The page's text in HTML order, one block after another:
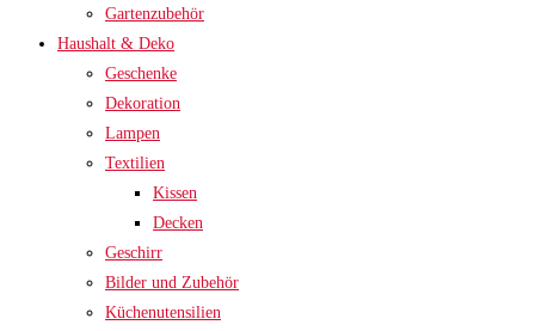
Gartenzubehör
Haushalt & Deko
Geschenke
Dekoration
Lampen
Textilien
Kissen
Decken
Geschirr
Bilder und Zubehör
Küchenutensilien